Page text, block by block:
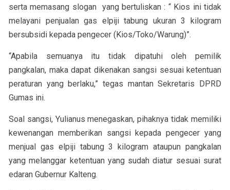
serta memasang slogan yang bertuliskan : “ Kios ini tidak
melayani penjualan gas elpiji tabung ukuran 3 kilogram
bersubsidi kepada pengecer (Kios/Toko/Warung)”.
“Apabila semuanya itu tidak dipatuhi oleh pemilik
pangkalan, maka dapat dikenakan sangsi sesuai ketentuan
peraturan yang berlaku,” tegas mantan Sekretaris DPRD
Gumas ini.
Soal sangsi, Yulianus menegaskan, pihaknya tidak memiliki
kewenangan memberikan sangsi kepada pengecer yang
menjual gas elpiji tabung 3 kilogram ataupun pangkalan
yang melanggar ketentuan yang sudah diatur sesuai surat
edaran Gubernur Kalteng.